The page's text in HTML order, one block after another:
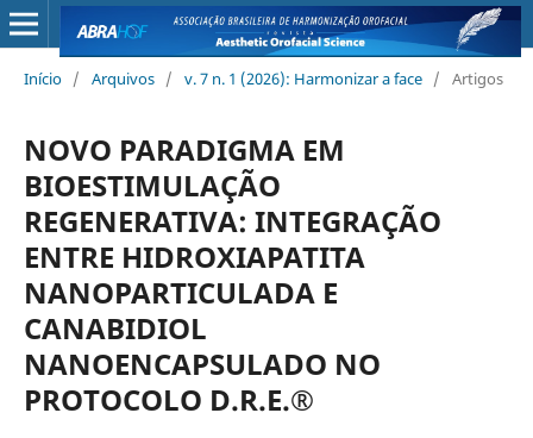
Início / Arquivos / v. 7 n. 1 (2026): Harmonizar a face / Artigos
NOVO PARADIGMA EM
BIOESTIMULAÇÃO
REGENERATIVA: INTEGRAÇÃO
ENTRE HIDROXIAPATITA
NANOPARTICULADA E
CANABIDIOL
NANOENCAPSULADO NO
PROTOCOLO D.R.E.®